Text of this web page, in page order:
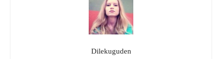
Dilekuguden